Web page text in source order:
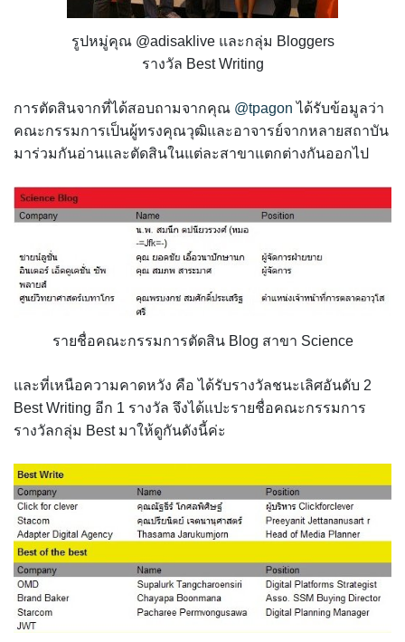
รูปหมู่คุณ @adisaklive และกลุ่ม Bloggers
รางวัล Best Writing
การตัดสินจากที่ได้สอบถามจากคุณ @tpagon ได้รับข้อมูลว่า
คณะกรรมการเป็นผู้ทรงคุณวุฒิและอาจารย์จากหลายสถาบัน
มาร่วมกันอ่านและตัดสินในแต่ละสาขาแตกต่างกันออกไป
รายชื่อคณะกรรมการตัดสิน Blog สาขา Science
และที่เหนือความคาดหวัง คือ ได้รับรางวัลชนะเลิศอันดับ 2
Best Writing อีก 1 รางวัล จึงได้แปะรายชื่อคณะกรรมการ
รางวัลกลุ่ม Best มาให้ดูกันดังนี้ค่ะ